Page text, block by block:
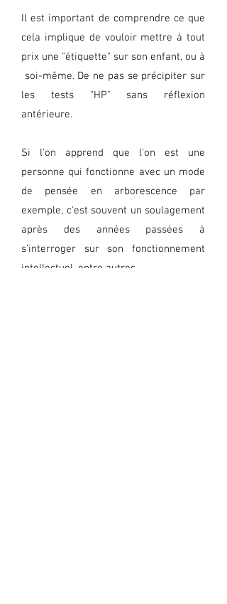
Il est important de comprendre ce que
cela implique de vouloir mettre à tout
prix une "étiquette" sur son enfant, ou à
soi-même. De ne pas se précipiter sur
les tests "HP" sans réflexion
antérieure.
Si l'on apprend que l'on est une
personne qui fonctionne avec un mode
de pensée en arborescence par
exemple, c'est souvent un soulagement
après des années passées à
s’interroger sur son fonctionnement
intellectuel, entre autres.